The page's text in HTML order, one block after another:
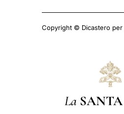
Copyright © Dicastero per
La SANTA